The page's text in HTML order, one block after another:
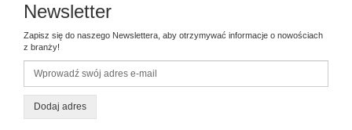
Newsletter
Zapisz się do naszego Newslettera, aby otrzymywać informacje o nowościach
z branży!
Dodaj adres